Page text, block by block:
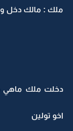
ملك : مالك دخل
دخلت ملك ماهي
اخو تولين